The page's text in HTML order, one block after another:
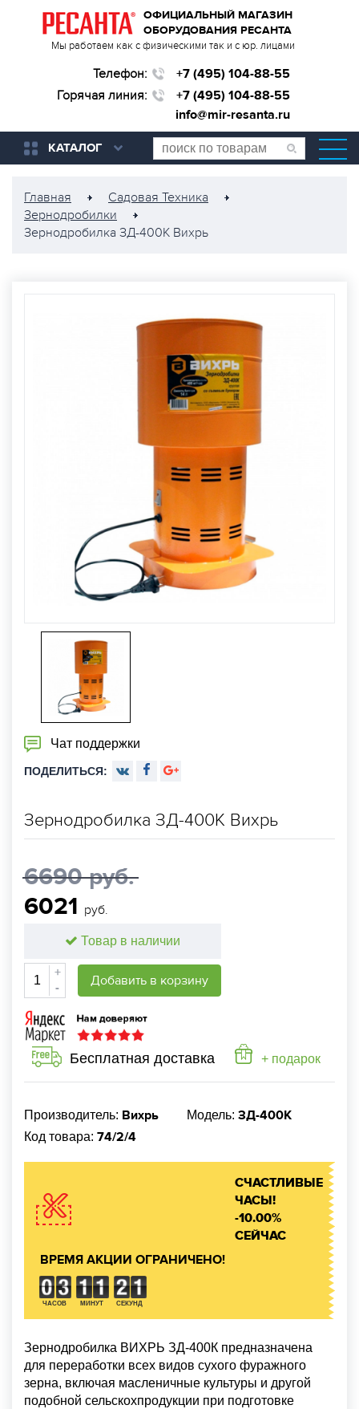
ОФИЦИАЛЬНЫЙ МАГАЗИН
ОБОРУДОВАНИЯ РЕСАНТА
Мы работаем как с физическими так и с юр. лицами
Телефон:
+7 (495) 104-88-55
Горячая линия:
+7 (495) 104-88-55
info@mir-resanta.ru
КАТАЛОГ
Главная
Садовая Техника
Зернодробилки
Зернодробилка ЗД-400К Вихрь
Чат поддержки
ПОДЕЛИТЬСЯ:
Зернодробилка ЗД-400К Вихрь
6690 руб.
6021 руб.
Товар в наличии
+
-
Добавить в корзину
Бесплатная доставка + подарок
Производитель: Вихрь Модель: ЗД-400К
Код товара: 74/2/4
СЧАСТЛИВЫЕ
ЧАСЫ!
-10.00%
СЕЙЧАС
ВРЕМЯ АКЦИИ ОГРАНИЧЕНО!
ЧАСОВ МИНУТ СЕКУНД
Зернодробилка ВИХРЬ ЗД-400К предназначена
для переработки всех видов сухого фуражного
зерна, включая масленичные культуры и другой
подобной сельскохпродукции при подготовке